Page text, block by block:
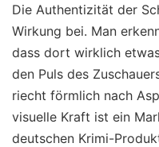
Die Authentizität der
Wirkung bei. Man
dass dort wirklich
den Puls des
riecht förmlich nach
visuelle Kraft ist ein
deutschen Krimi-